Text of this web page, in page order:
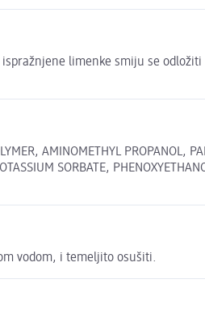
limenke smiju se
AMINOMETHYL PROPANOL,
SORBATE,
vodom, i temeljito osušiti.